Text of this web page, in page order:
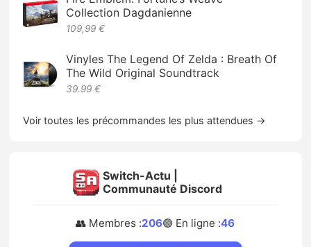
Collection Dagdanienne
109,99 €
Vinyles The Legend Of Zelda : Breath Of
The Wild Original Soundtrack
39.99 €
Voir toutes les précommandes les plus attendues →
Switch-Actu |
Communauté Discord
👥 Membres :206🟢 En ligne :46